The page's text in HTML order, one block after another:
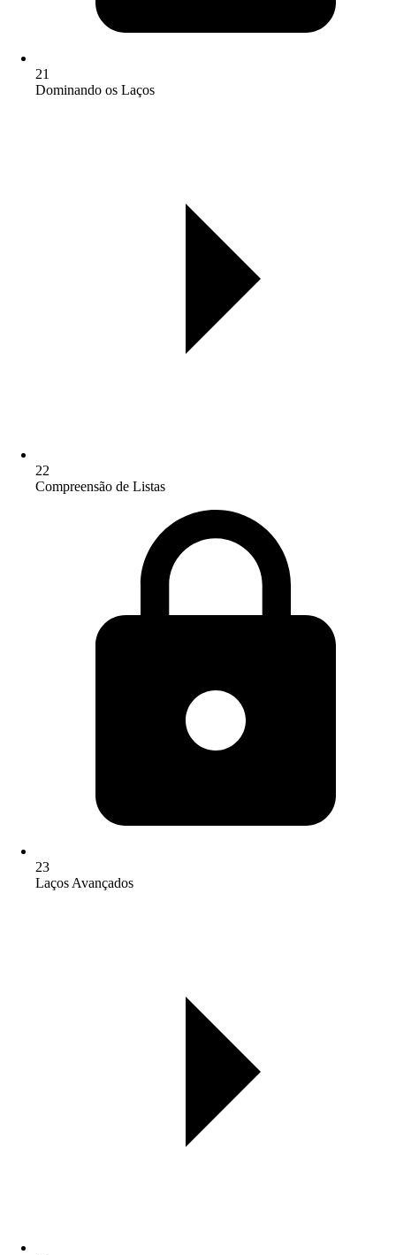
21
Dominando os Laços
22
Compreensão de Listas
23
Laços Avançados